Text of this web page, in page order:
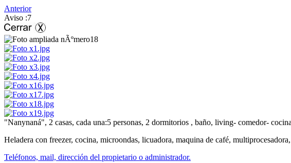
Anterior
Aviso :7
"Nanynaná", 2 casas, cada una:5 personas, 2 dormitorios , baño, living- comedor-
Heladera con freezer, cocina, microondas, licuadora, maquina de café,
Teléfonos, mail, dirección del propietario o administrador.